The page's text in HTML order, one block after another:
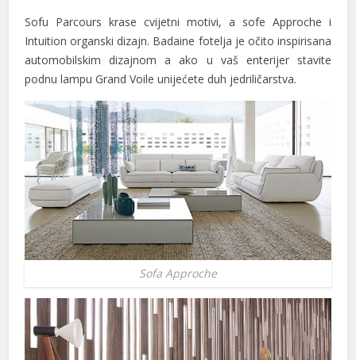
Sofu Parcours krase cvijetni motivi, a sofe Approche i
Intuition organski dizajn. Badaine fotelja je očito inspirisana
automobilskim dizajnom a ako u vaš enterijer stavite
podnu lampu Grand Voile unijećete duh jedriličarstva.
Sofa Approche